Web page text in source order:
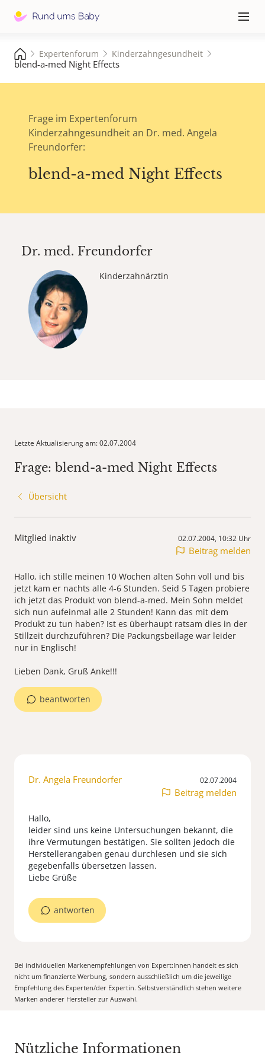
≡
Expertenforum Kinderzahngesundheit
blend-a-med Night Effects
Frage im Expertenforum
Kinderzahngesundheit an Dr. med. Angela
Freundorfer:
blend-a-med Night Effects
Dr. med. Freundorfer
Kinderzahnärztin
Letzte Aktualisierung am: 02.07.2004
Frage: blend-a-med Night Effects
Übersicht
Mitglied inaktiv 02.07.2004, 10:32 Uhr
Beitrag melden
Hallo, ich stille meinen 10 Wochen alten Sohn voll und bis
jetzt kam er nachts alle 4-6 Stunden. Seid 5 Tagen probiere
ich jetzt das Produkt von blend-a-med. Mein Sohn meldet
sich nun aufeinmal alle 2 Stunden! Kann das mit dem
Produkt zu tun haben? Ist es überhaupt ratsam dies in der
Stillzeit durchzuführen? Die Packungsbeilage war leider
nur in Englisch!
Lieben Dank, Gruß Anke!!!
beantworten
Dr. Angela Freundorfer 02.07.2004
Beitrag melden
Hallo,
leider sind uns keine Untersuchungen bekannt, die
ihre Vermutungen bestätigen. Sie sollten jedoch die
Herstellerangaben genau durchlesen und sie sich
gegebenfalls übersetzen lassen.
Liebe Grüße
antworten
Bei individuellen Markenempfehlungen von Expert:Innen handelt es sich
nicht um finanzierte Werbung, sondern ausschließlich um die jeweilige
Empfehlung des Experten/der Expertin. Selbstverständlich stehen weitere
Marken anderer Hersteller zur Auswahl.
Nützliche Informationen